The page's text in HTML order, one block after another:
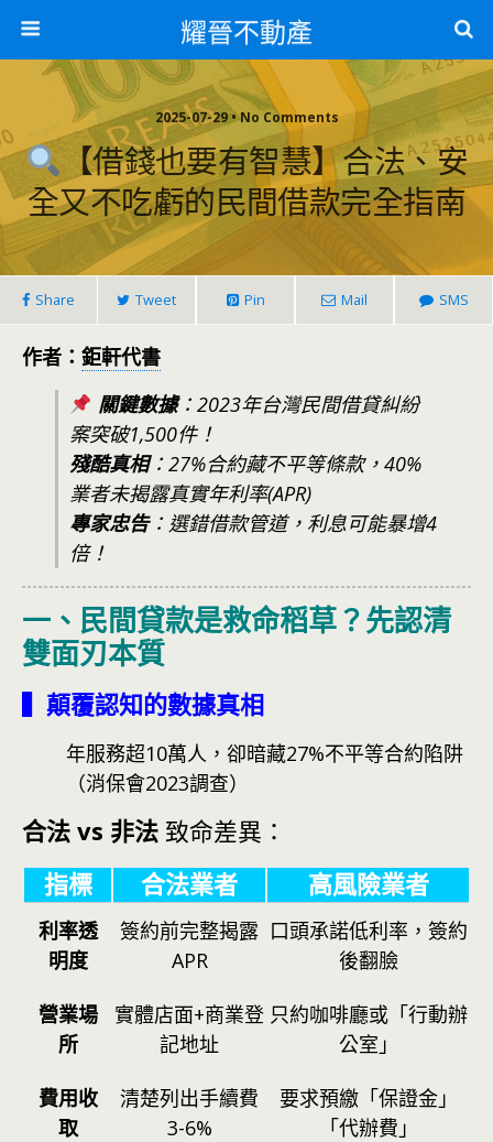
耀晉不動產
2025-07-29 • No Comments
【借錢也要有智慧】合法、安
全又不吃虧的民間借款完全指南
Share Tweet Pin Mail SMS
作者： 鉅軒代書
關鍵數據：2023年台灣民間借貸糾紛
案突破1,500件！
殘酷真相：27%合約藏不平等條款，40%
業者未揭露真實年利率(APR)
專家忠告：選錯借款管道，利息可能暴增4
倍！
一、民間貸款是救命稻草？先認清
雙面刃本質
▍顛覆認知的數據真相
年服務超10萬人，卻暗藏27%不平等合約陷阱
（消保會2023調查）
合法 vs 非法 致命差異：
指標
合法業者 高風險業者
利率透
明度
簽約前完整揭露
APR
口頭承諾低利率，簽約
後翻臉
營業場
所
實體店面+商業登
記地址
只約咖啡廳或「行動辦
公室」
費用收
取
清楚列出手續費
3-6%
要求預繳「保證金」
「代辦費」